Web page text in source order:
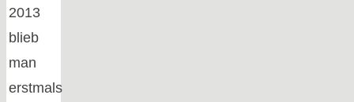
2013
blieb
man
erstmals